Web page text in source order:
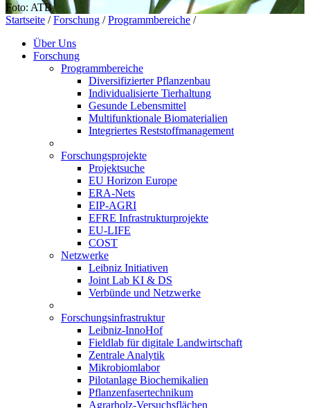
Foto: ATB
Startseite / Forschung / Programmbereiche /
Über Uns
Forschung
Programmbereiche
Diversifizierter Pflanzenbau
Individualisierte Tierhaltung
Gesunde Lebensmittel
Multifunktionale Biomaterialien
Integriertes Reststoffmanagement
Forschungsprojekte
Projektsuche
EU Horizon Europe
ERA-Nets
EIP-AGRI
EFRE Infrastrukturprojekte
EU-LIFE
COST
Netzwerke
Leibniz Initiativen
Joint Lab KI & DS
Verbünde und Netzwerke
Forschungsinfrastruktur
Leibniz-InnoHof
Fieldlab für digitale Landwirtschaft
Zentrale Analytik
Mikrobiomlabor
Pilotanlage Biochemikalien
Pflanzenfasertechnikum
Agrarholz-Versuchsflächen